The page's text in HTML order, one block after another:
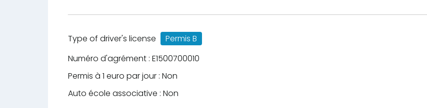
Type of driver's license
Permis B
Numéro d'agrément : E1500700010
Permis à 1 euro par jour : Non
Auto école associative : Non